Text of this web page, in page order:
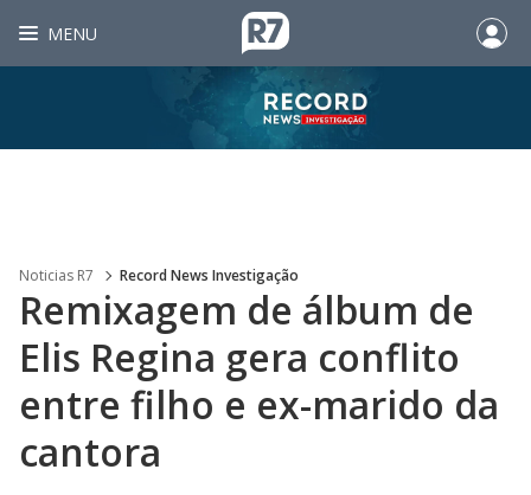
MENU
Noticias R7 Record News Investigação
Remixagem de álbum de
Elis Regina gera conflito
entre filho e ex-marido da
cantora